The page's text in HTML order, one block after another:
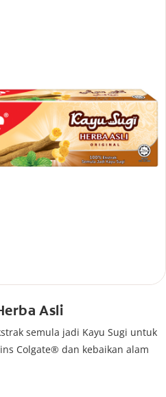
Asli
semula jadi Kayu Sugi untuk
Colgate® dan kebaikan alam